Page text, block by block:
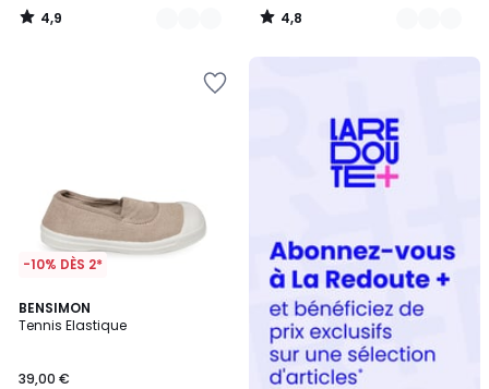
4,9
/
4,8
/
-10% DÈS 2*
BENSIMON
Tennis Elastique
39,00 €
5
/